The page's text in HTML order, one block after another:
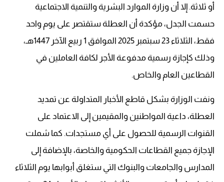
أو ثلاثة. إلا أن وزارة الموارد البشرية والتنمية الاجتماعية
حسمت الجدل، مؤكدة أن العطلة ستقتصر على يوم واحد
فقط، الثلاثاء 23 سبتمبر 2025 الموافق 1 ربيع الآخر 1447هـ،
وذلك كإجازة رسمية مدفوعة الأجر لكافة العاملين في
القطاعين العام والخاص.
ونفت الوزارة بشكل قاطع الأخبار المتداولة عن تمديد
العطلة، داعية المواطنين والمقيمين إلى الاعتماد على
القنوات الرسمية للحصول على أي مستجدات. كما شملت
الإجازة جميع القطاعات الحكومية والخاصة، بالإضافة إلى
المدارس والجامعات والبنوك التي ستغلق أبوابها يوم الثلاثاء